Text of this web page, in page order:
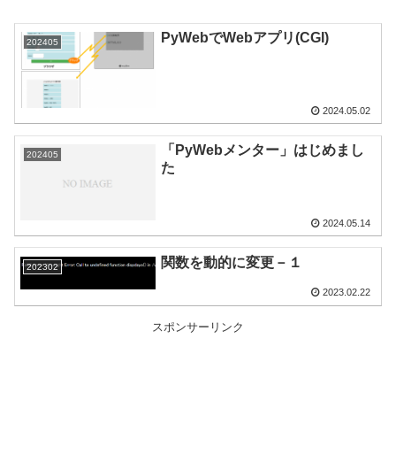
202405 PyWebでWebアプリ(CGI)
2024.05.02
202405
「PyWebメンター」はじめまし
た
2024.05.14
202302 関数を動的に変更－１
2023.02.22
スポンサーリンク